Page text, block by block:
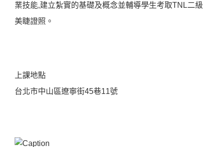
業技能,建立紮實的基礎及概念並輔導學生考取TNL二級
美睫證照。
上課地點
台北市中山區遼寧街45巷11號